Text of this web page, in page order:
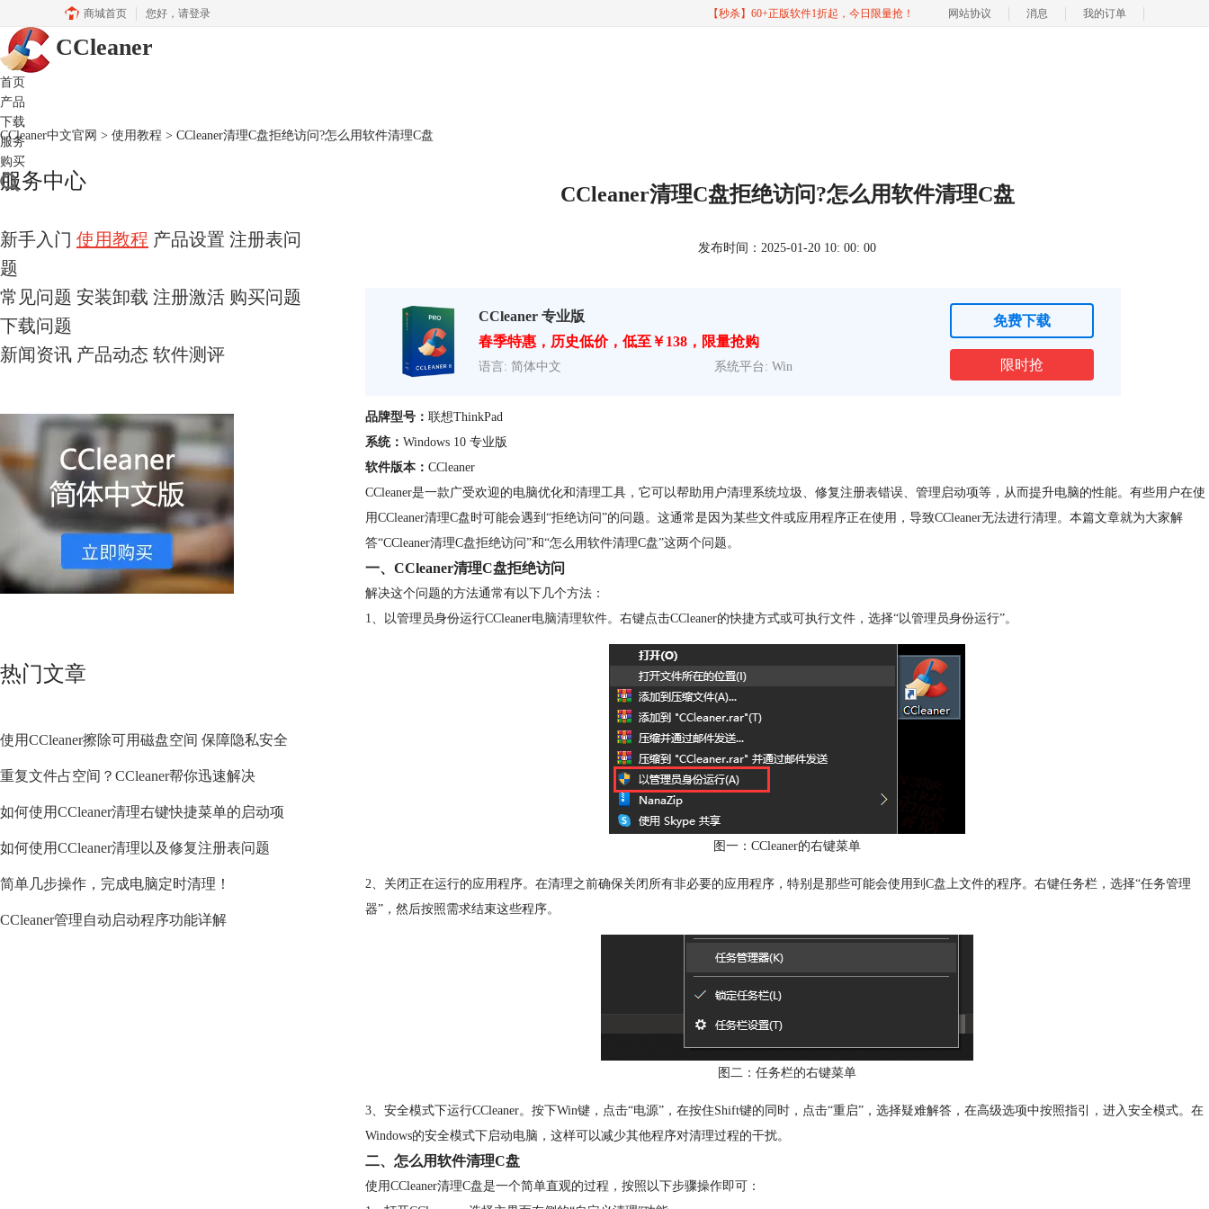
商城首页 您好， 请登录 【秒杀】60+正版软件1折起，今日限量抢！ 网站协议 消息 我的订单
CCleaner
首页
产品
下载
服务
购买
CCleaner中文官网 > 使用教程 > CCleaner清理C盘拒绝访问?怎么用软件清理C盘
服务中心
新手入门 使用教程 产品设置 注册表问
题
常见问题 安装卸载 注册激活 购买问题
下载问题
新闻资讯 产品动态 软件测评
热门文章
使用CCleaner擦除可用磁盘空间 保障隐私安全
重复文件占空间？CCleaner帮你迅速解决
如何使用CCleaner清理右键快捷菜单的启动项
如何使用CCleaner清理以及修复注册表问题
简单几步操作，完成电脑定时清理！
CCleaner管理自动启动程序功能详解
CCleaner清理C盘拒绝访问?怎么用软件清理C盘
发布时间：2025-01-20 10: 00: 00
CCleaner 专业版
春季特惠，历史低价，低至￥138，限量抢购
语言: 简体中文 系统平台: Win
免费下载
限时抢
品牌型号： 联想ThinkPad
系统： Windows 10 专业版
软件版本： CCleaner
CCleaner是一款广受欢迎的电脑优化和清理工具，它可以帮助用户清理系统垃圾、修复注册表错误、管理启动项等，从而提升电脑的性能。有些用户在使
用CCleaner清理C盘时可能会遇到“拒绝访问”的问题。这通常是因为某些文件或应用程序正在使用，导致CCleaner无法进行清理。本篇文章就为大家解
答“CCleaner清理C盘拒绝访问”和“怎么用软件清理C盘”这两个问题。
一、CCleaner清理C盘拒绝访问
解决这个问题的方法通常有以下几个方法：
1、以管理员身份运行CCleaner电脑清理软件。右键点击CCleaner的快捷方式或可执行文件，选择“以管理员身份运行”。
图一：CCleaner的右键菜单
2、关闭正在运行的应用程序。在清理之前确保关闭所有非必要的应用程序，特别是那些可能会使用到C盘上文件的程序。右键任务栏，选择“任务管理
器”，然后按照需求结束这些程序。
图二：任务栏的右键菜单
3、安全模式下运行CCleaner。按下Win键，点击“电源”，在按住Shift键的同时，点击“重启”，选择疑难解答，在高级选项中按照指引，进入安全模式。在
Windows的安全模式下启动电脑，这样可以减少其他程序对清理过程的干扰。
二、怎么用软件清理C盘
使用CCleaner清理C盘是一个简单直观的过程，按照以下步骤操作即可：